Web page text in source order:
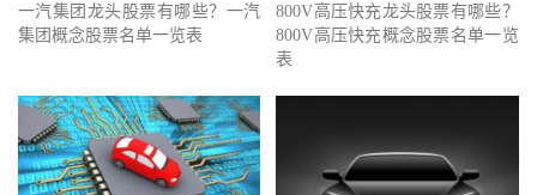
一汽集团龙头股票有哪些？一汽
集团概念股票名单一览表
800V高压快充龙头股票有哪些？
800V高压快充概念股票名单一览
表